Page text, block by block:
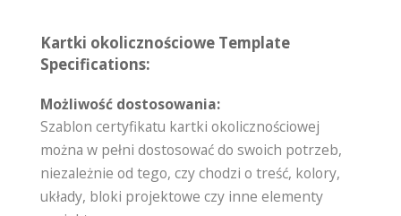
Kartki okolicznościowe Template
Specifications:
Możliwość dostosowania:
Szablon certyfikatu kartki okolicznościowej
można w pełni dostosować do swoich potrzeb,
niezależnie od tego, czy chodzi o treść, kolory,
układy, bloki projektowe czy inne elementy